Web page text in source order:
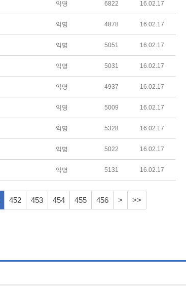
익명 6822 16.02.17
익명 4878 16.02.17
익명 5051 16.02.17
익명 5031 16.02.17
익명 4937 16.02.17
익명 5009 16.02.17
익명 5328 16.02.17
익명 5022 16.02.17
익명 5131 16.02.17
452 453 454 455 456 > >>